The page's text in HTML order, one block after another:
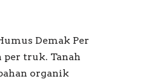
Demak Per
per truk. Tanah
organik